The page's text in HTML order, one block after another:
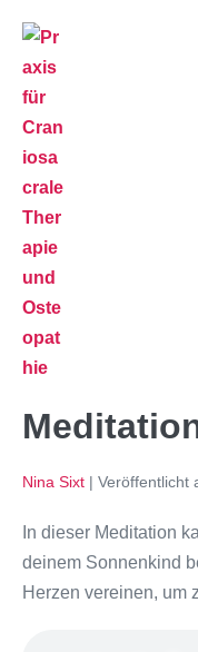
Nina Sixt | Veröffentlicht
In dieser Meditation
deinem Sonnenkind
Herzen vereinen, um